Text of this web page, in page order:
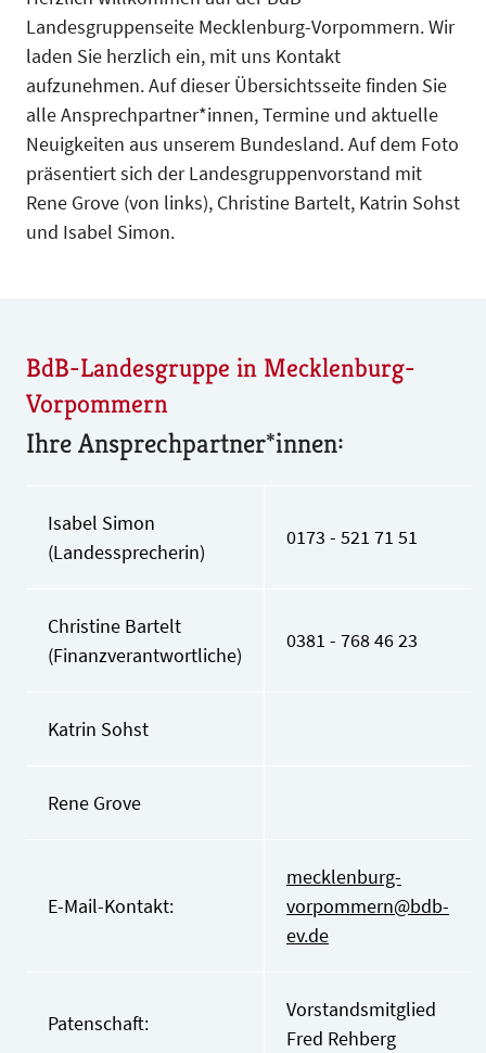
Landesgruppenseite Mecklenburg-Vorpommern. Wir
laden Sie herzlich ein, mit uns Kontakt
aufzunehmen. Auf dieser Übersichtsseite finden Sie
alle Ansprechpartner*innen, Termine und aktuelle
Neuigkeiten aus unserem Bundesland. Auf dem Foto
präsentiert sich der Landesgruppenvorstand mit
Rene Grove (von links), Christine Bartelt, Katrin Sohst
und Isabel Simon.
BdB-Landesgruppe in Mecklenburg-
Vorpommern
Ihre Ansprechpartner*innen:
Isabel Simon
(Landessprecherin)
0173 - 521 71 51
Christine Bartelt
(Finanzverantwortliche)
0381 - 768 46 23
Katrin Sohst
Rene Grove
E-Mail-Kontakt:
mecklenburg-
vorpommern@bdb-
ev.de
Patenschaft:
Vorstandsmitglied
Fred Rehberg